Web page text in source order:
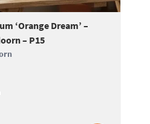
‘Orange Dream’ –
– P15